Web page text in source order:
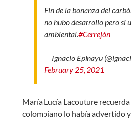
Fin de la bonanza del
no hubo desarrollo pero si
ambiental.#Cerrejón
— Ignacio Epinayu
February 25, 2021
María Lucía Lacouture
colombiano lo había advertido